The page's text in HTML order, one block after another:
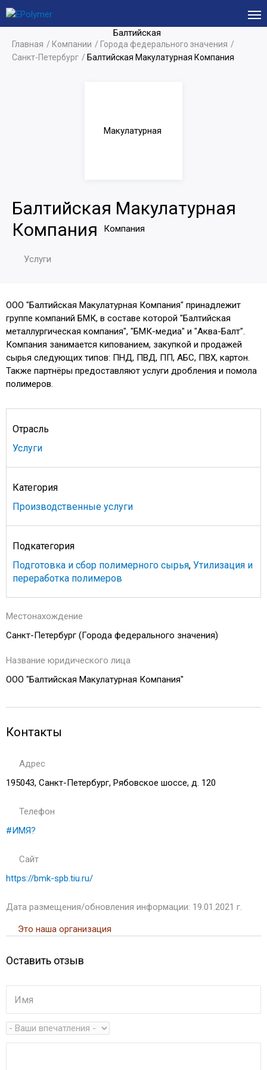
Главная Компании
Города федерального значения
Санкт-Петербург
Балтийская Макулатурная Компания
Балтийская Макулатурная
Компания
Услуги
ООО "Балтийская Макулатурная Компания" принадлежит
группе компаний БМК, в составе которой "Балтийская
металлургическая компания", "БМК-медиа" и "Аква-Балт".
Компания занимается кипованием, закупкой и продажей
сырья следующих типов: ПНД, ПВД, ПП, АБС, ПВХ, картон.
Также партнёры предоставляют услуги дробления и помола
полимеров.
Отрасль
Услуги
Категория
Производственные услуги
Подкатегория
Подготовка и сбор полимерного сырья, Утилизация и
переработка полимеров
Местонахождение
Санкт-Петербург (Города федерального значения)
Название юридического лица
ООО "Балтийская Макулатурная Компания"
Контакты
Адрес
195043, Санкт-Петербург, Рябовское шоссе, д. 120
Телефон
#ИМЯ?
Сайт
https://bmk-spb.tiu.ru/
Дата размещения/обновления информации: 19.01.2021 г.
Это наша организация
Оставить отзыв